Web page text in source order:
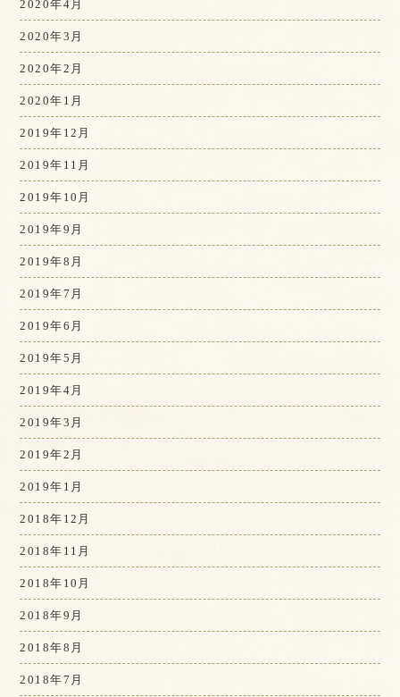
2020年4月
2020年3月
2020年2月
2020年1月
2019年12月
2019年11月
2019年10月
2019年9月
2019年8月
2019年7月
2019年6月
2019年5月
2019年4月
2019年3月
2019年2月
2019年1月
2018年12月
2018年11月
2018年10月
2018年9月
2018年8月
2018年7月